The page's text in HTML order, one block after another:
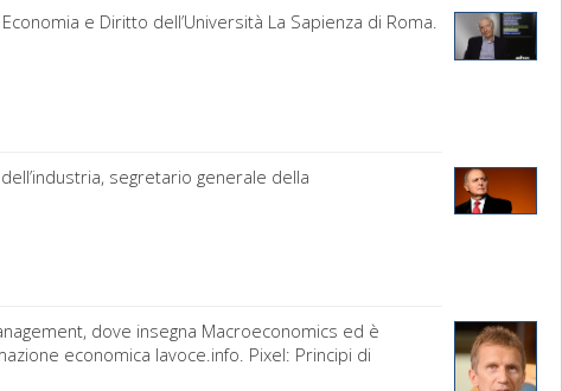
e Diritto dell’Università La Sapienza di Roma.
segretario generale della
dove insegna Macroeconomics ed è
economica lavoce.info. Pixel: Principi di